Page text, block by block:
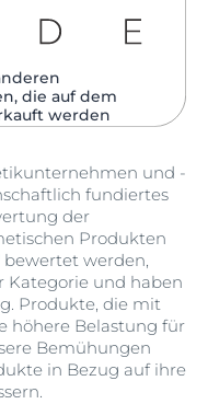
die auf dem
werden​
und -
fundiertes
der
Produkten
werden,
Kategorie und haben
Produkte, die mit
höhere Belastung für
Bemühungen
in Bezug auf ihre